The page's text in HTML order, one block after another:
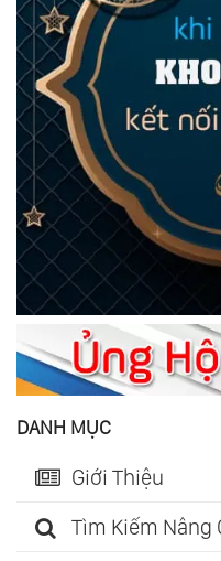
DANH MỤC
Giới Thiệu
Tìm Kiếm Nâng